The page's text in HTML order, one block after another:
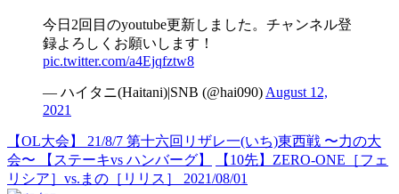
今日2回目のyoutube更新しました。チャンネル登
録よろしくお願いします！
pic.twitter.com/a4Ejqfztw8
— ハイタニ(Haitani)|SNB (@hai090) August 12,
2021
【OL大会】 21/8/7 第十六回リザレ一(いち)東西戦 〜力の大
会〜 【ステーキvs ハンバーグ】
【10先】ZERO-ONE［フェ
リシア］vs.まの［リリス］ 2021/08/01